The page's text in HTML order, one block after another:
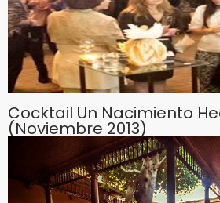
Cocktail Un Nacimiento
(Noviembre 2013)